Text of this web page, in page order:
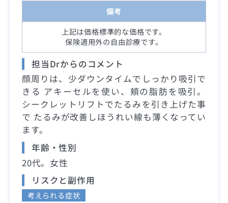
備考
上記は価格標準的な価格です。
保険適用外の自由診療です。
担当Drからのコメント
顔周りは、少ダウンタイムでしっかり吸引で
きる アキーセルを使い、頬の脂肪を吸引。
シークレットリフトでたるみを引き上げた事
で たるみが改善しほうれい線も薄くなってい
ます。
年齢・性別
20代。女性
リスクと副作用
考えられる症状